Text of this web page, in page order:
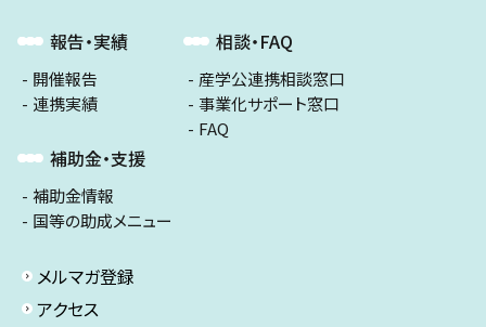
報告・実績
開催報告
連携実績
補助金・支援
補助金情報
国等の助成メニュー
相談・FAQ
産学公連携相談窓口
事業化サポート窓口
FAQ
メルマガ登録
アクセス